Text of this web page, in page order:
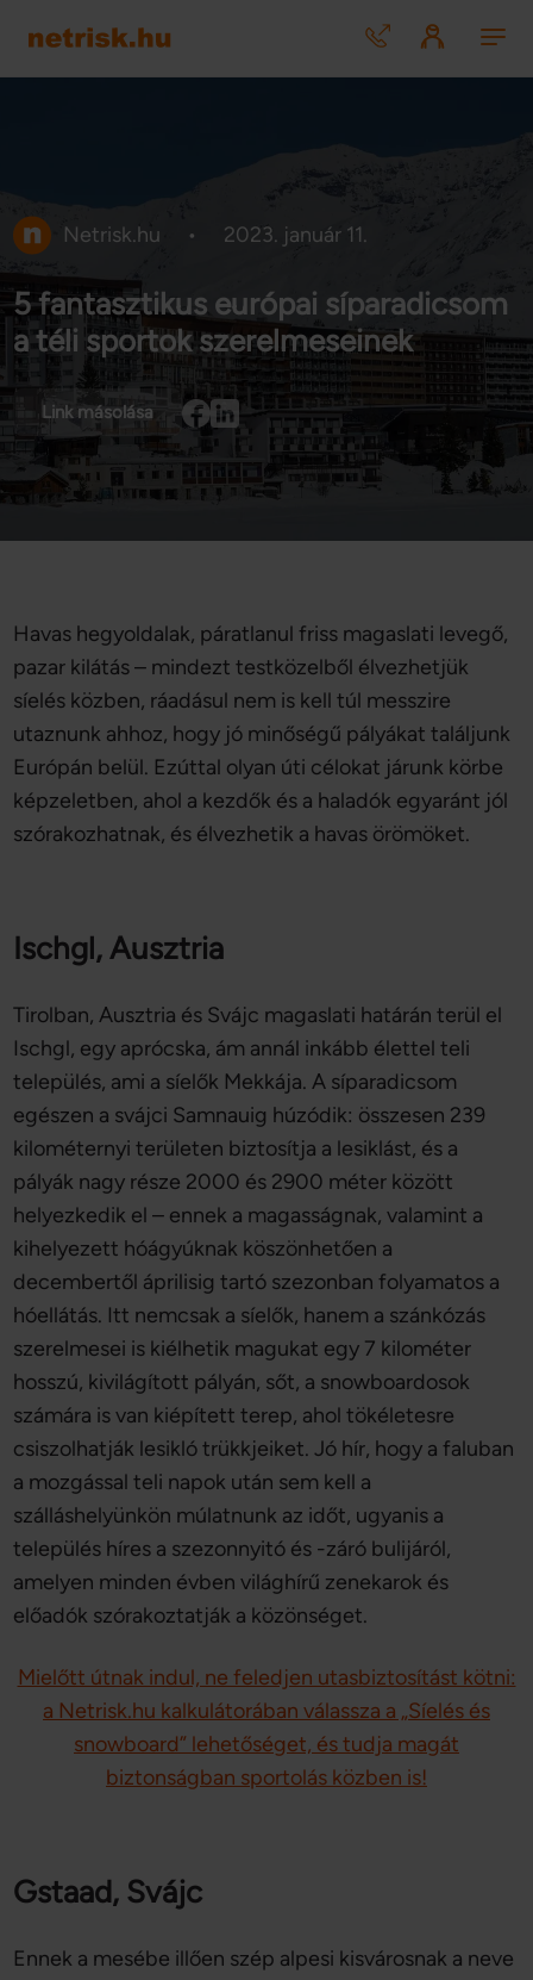
Netrisk.hu • 2023. január 11.
5 fantasztikus európai síparadicsom
a téli sportok szerelmeseinek
Link másolása
Havas hegyoldalak, páratlanul friss magaslati levegő,
pazar kilátás – mindezt testközelből élvezhetjük
síelés közben, ráadásul nem is kell túl messzire
utaznunk ahhoz, hogy jó minőségű pályákat találjunk
Európán belül. Ezúttal olyan úti célokat járunk körbe
képzeletben, ahol a kezdők és a haladók egyaránt jól
szórakozhatnak, és élvezhetik a havas örömöket.
Ischgl, Ausztria
Tirolban, Ausztria és Svájc magaslati határán terül el
Ischgl, egy aprócska, ám annál inkább élettel teli
település, ami a síelők Mekkája. A síparadicsom
egészen a svájci Samnauig húzódik: összesen 239
kilométernyi területen biztosítja a lesiklást, és a
pályák nagy része 2000 és 2900 méter között
helyezkedik el – ennek a magasságnak, valamint a
kihelyezett hóágyúknak köszönhetően a
decembertől áprilisig tartó szezonban folyamatos a
hóellátás. Itt nemcsak a síelők, hanem a szánkózás
szerelmesei is kiélhetik magukat egy 7 kilométer
hosszú, kivilágított pályán, sőt, a snowboardosok
számára is van kiépített terep, ahol tökéletesre
csiszolhatják lesikló trükkjeiket. Jó hír, hogy a faluban
a mozgással teli napok után sem kell a
szálláshelyünkön múlatnunk az időt, ugyanis a
település híres a szezonnyitó és -záró bulijáról,
amelyen minden évben világhírű zenekarok és
előadók szórakoztatják a közönséget.
Mielőtt útnak indul, ne feledjen utasbiztosítást kötni:
a Netrisk.hu kalkulátorában válassza a „Síelés és
snowboard” lehetőséget, és tudja magát
biztonságban sportolás közben is!
Gstaad, Svájc
Ennek a mesébe illően szép alpesi kisvárosnak a neve